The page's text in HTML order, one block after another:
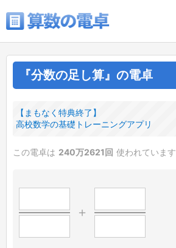
『分数の足し算』の電卓
【まもなく特典終了】
高校数学の基礎トレーニングアプリ
この電卓は 240万2621回 使われています
＋